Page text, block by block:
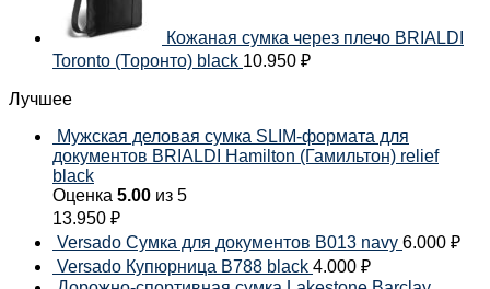
Кожаная сумка через плечо BRIALDI
Toronto (Торонто) black 10.950 ₽
Лучшее
Мужская деловая сумка SLIM-формата для
документов BRIALDI Hamilton (Гамильтон) relief
black
Оценка 5.00 из 5
13.950 ₽
Versado Сумка для документов B013 navy 6.000 ₽
Versado Купюрница B788 black 4.000 ₽